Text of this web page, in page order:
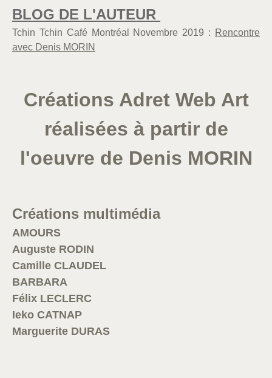
BLOG DE L'AUTEUR
Tchin Tchin Café Montréal Novembre 2019 : Rencontre
avec Denis MORIN
Créations Adret Web Art
réalisées à partir de
l'oeuvre de Denis MORIN
Créations multimédia
AMOURS
Auguste RODIN
Camille CLAUDEL
BARBARA
Félix LECLERC
Ieko CATNAP
Marguerite DURAS